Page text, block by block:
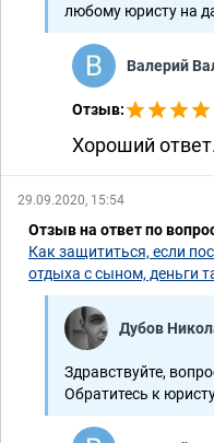
любому юристу на
Валерий
Отзыв:
Хороший
29.09.2020, 15:54
Отзыв на ответ по
Как защититься, если
отдыха с сыном, деньги
Дубов
Здравствуйте,
Обратитесь к